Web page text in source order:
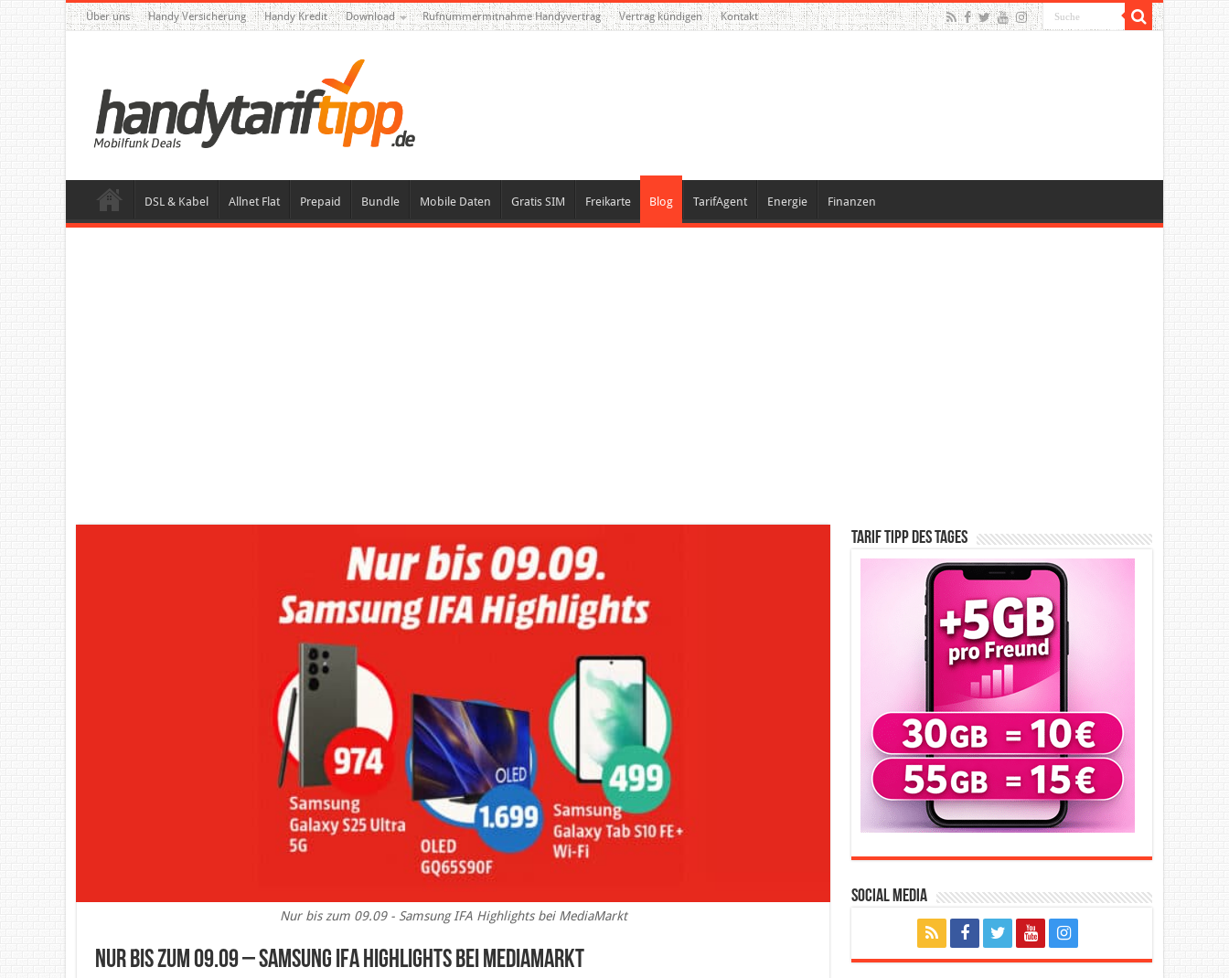
Über uns Handy Versicherung Handy Kredit Download Rufnummermitnahme Handyvertrag Vertrag kündigen Kontakt
DSL & Kabel Allnet Flat Prepaid Bundle Mobile Daten Gratis SIM Freikarte Blog TarifAgent Energie Finanzen
Nur bis zum 09.09 - Samsung IFA Highlights bei MediaMarkt
Nur bis zum 09.09 – Samsung IFA Highlights bei MediaMarkt
Tarif Tipp des Tages
Social Media